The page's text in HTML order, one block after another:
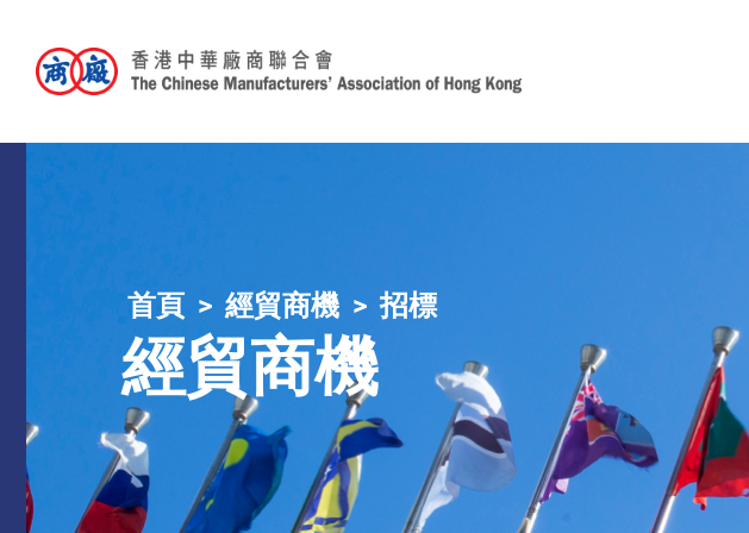
首頁 經貿商機 招標
經貿商機